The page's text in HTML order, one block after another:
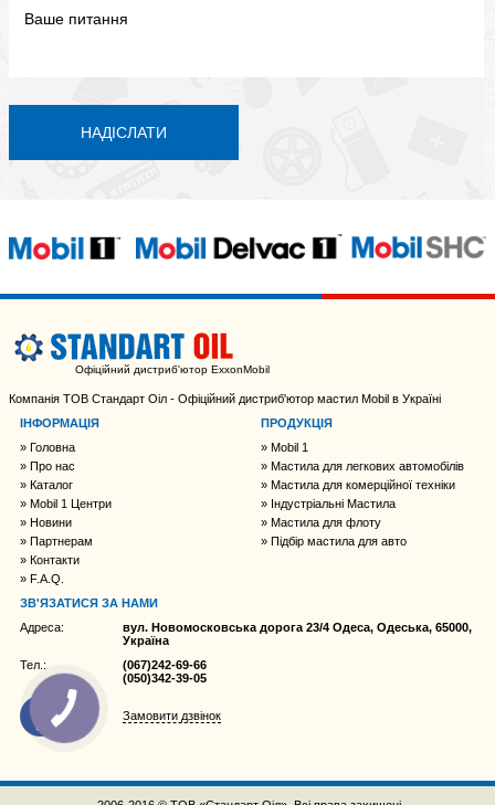
НАДІСЛАТИ
Офіційний дистриб'ютор ExxonMobil
Компанія ТОВ Стандарт Оіл - Офіційний дистриб'ютор мастил Mobil в Україні
ІНФОРМАЦІЯ
Головна
Про нас
Каталог
Mobil 1 Центри
Новини
Партнерам
Контакти
F.A.Q.
ПРОДУКЦІЯ
Mobil 1
Мастила для легкових автомобілів
Мастила для комерційної техніки
Індустріальні Мастила
Мастила для флоту
Підбір мастила для авто
ЗВ'ЯЗАТИСЯ ЗА НАМИ
Адреса:
вул. Новомосковська дорога 23/4 Одеса, Одеська, 65000,
Україна
Тел.:
(067)242-69-66
(050)342-39-05
Замовити дзвінок